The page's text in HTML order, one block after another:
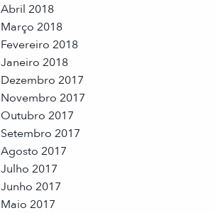
Abril 2018
Março 2018
Fevereiro 2018
Janeiro 2018
Dezembro 2017
Novembro 2017
Outubro 2017
Setembro 2017
Agosto 2017
Julho 2017
Junho 2017
Maio 2017